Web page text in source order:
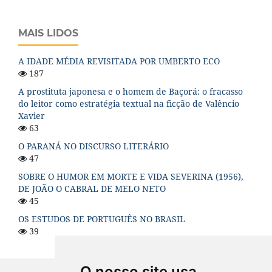
MAIS LIDOS
A IDADE MÉDIA REVISITADA POR UMBERTO ECO
187
A prostituta japonesa e o homem de Baçorá: o fracasso
do leitor como estratégia textual na ficção de Valêncio
Xavier
63
O PARANÁ NO DISCURSO LITERÁRIO
47
SOBRE O HUMOR EM MORTE E VIDA SEVERINA (1956),
DE JOÃO O CABRAL DE MELO NETO
45
OS ESTUDOS DE PORTUGUÊS NO BRASIL
39